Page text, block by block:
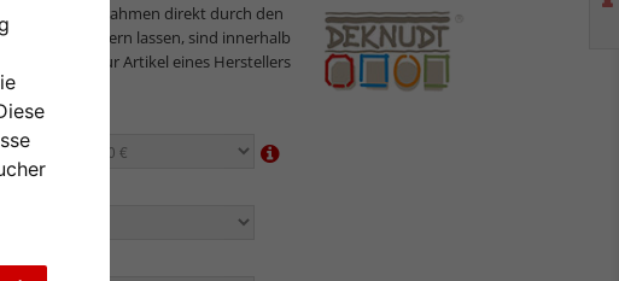
Da wir die Bilderrahmen direkt durch den
ausliefern lassen, sind innerhalb
eines Auftrags nur Artikel eines Herstellers
wählen:
wählen: